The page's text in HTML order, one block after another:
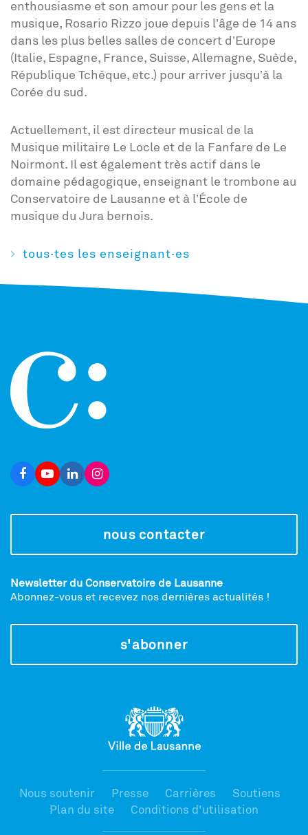
enthousiasme et son amour pour les gens et la
musique, Rosario Rizzo joue depuis l’âge de 14 ans
dans les plus belles salles de concert d’Europe
(Italie, Espagne, France, Suisse, Allemagne, Suède,
République Tchèque, etc.) pour arriver jusqu’à la
Corée du sud.
Actuellement, il est directeur musical de la
Musique militaire Le Locle et de la Fanfare de Le
Noirmont. Il est également très actif dans le
domaine pédagogique, enseignant le trombone au
Conservatoire de Lausanne et à l’École de
musique du Jura bernois.
tous·tes les enseignant·es
nous contacter
Newsletter du Conservatoire de Lausanne
Abonnez-vous et recevez nos dernières actualités !
s'abonner
Nous soutenir Presse Carrières
Soutiens
Plan du site
Conditions d'utilisation